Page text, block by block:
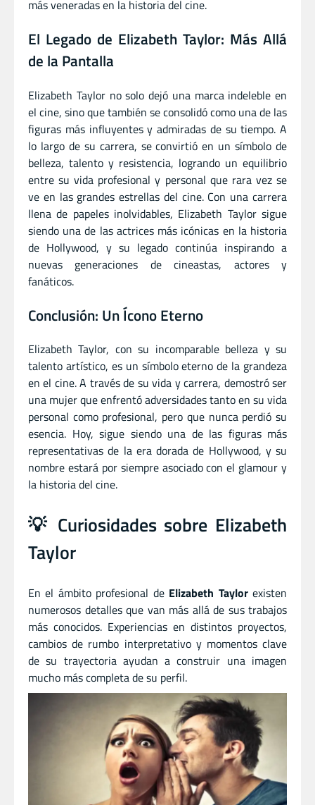
más veneradas en la historia del cine.
El Legado de Elizabeth Taylor: Más Allá
de la Pantalla
Elizabeth Taylor no solo dejó una marca indeleble en
el cine, sino que también se consolidó como una de las
figuras más influyentes y admiradas de su tiempo. A
lo largo de su carrera, se convirtió en un símbolo de
belleza, talento y resistencia, logrando un equilibrio
entre su vida profesional y personal que rara vez se
ve en las grandes estrellas del cine. Con una carrera
llena de papeles inolvidables, Elizabeth Taylor sigue
siendo una de las actrices más icónicas en la historia
de Hollywood, y su legado continúa inspirando a
nuevas generaciones de cineastas, actores y
fanáticos.
Conclusión: Un Ícono Eterno
Elizabeth Taylor, con su incomparable belleza y su
talento artístico, es un símbolo eterno de la grandeza
en el cine. A través de su vida y carrera, demostró ser
una mujer que enfrentó adversidades tanto en su vida
personal como profesional, pero que nunca perdió su
esencia. Hoy, sigue siendo una de las figuras más
representativas de la era dorada de Hollywood, y su
nombre estará por siempre asociado con el glamour y
la historia del cine.
💡 Curiosidades sobre Elizabeth
Taylor
En el ámbito profesional de Elizabeth Taylorexisten
numerosos detalles que van más allá de sus trabajos
más conocidos. Experiencias en distintos proyectos,
cambios de rumbo interpretativo y momentos clave
de su trayectoria ayudan a construir una imagen
mucho más completa de su perfil.